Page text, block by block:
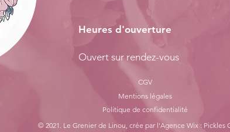
Heures d'ouverture
Ouvert sur rendez-vous
CGV
Mentions légales
Politique de confidentialité
© 2021. Le Grenier de Linou, crée par l'Agence Wix : Pickles